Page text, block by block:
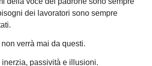
dei lavoratori sono sempre
non verrà mai da questi.
passività e illusioni.